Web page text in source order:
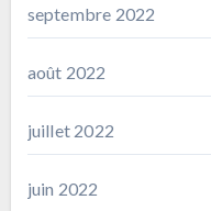
septembre 2022
août 2022
juillet 2022
juin 2022